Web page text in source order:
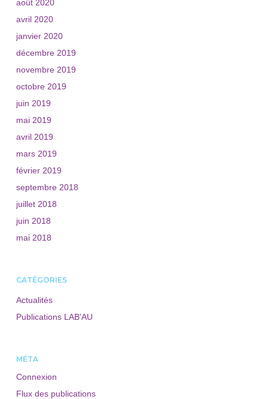
août 2020
avril 2020
janvier 2020
décembre 2019
novembre 2019
octobre 2019
juin 2019
mai 2019
avril 2019
mars 2019
février 2019
septembre 2018
juillet 2018
juin 2018
mai 2018
CATÉGORIES
Actualités
Publications LAB'AU
MÉTA
Connexion
Flux des publications